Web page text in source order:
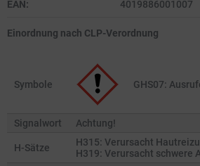
EAN:
4019886001007
Einordnung nach CLP-Verordnung
Symbole GHS07:
Signalwort Achtung!
H-Sätze
H315: Verursacht
H319: Verursacht schwere